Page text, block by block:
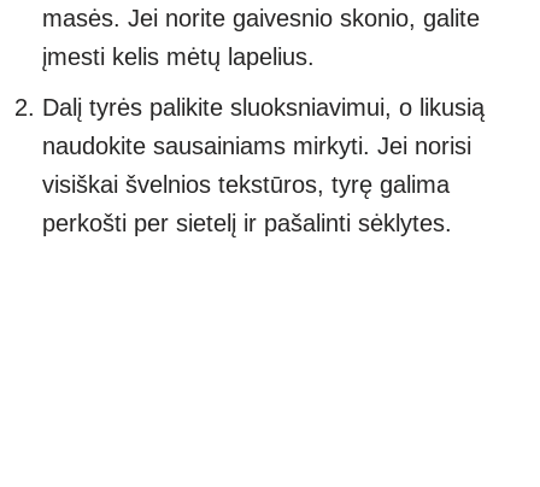
masės. Jei norite gaivesnio skonio, galite
įmesti kelis mėtų lapelius.
Dalį tyrės palikite sluoksniavimui, o likusią
naudokite sausainiams mirkyti. Jei norisi
visiškai švelnios tekstūros, tyrę galima
perkošti per sietelį ir pašalinti sėklytes.